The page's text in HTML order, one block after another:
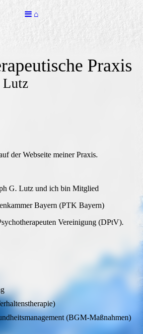
⌂
Praxis
Lutz
der Webseite meiner Praxis.
G. Lutz und ich bin Mitglied
Bayern (PTK Bayern)
Vereinigung (DPtV).
(BGM-Maßnahmen)